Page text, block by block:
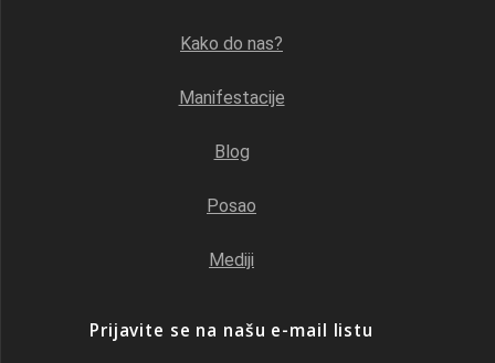
Kako do nas?
Manifestacije
Blog
Posao
Mediji
Prijavite se na našu e-mail listu